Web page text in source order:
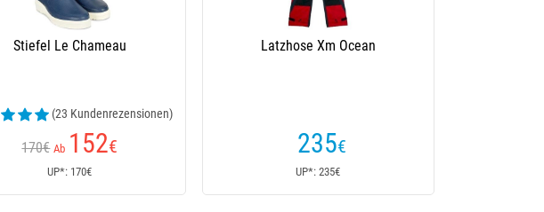
Stiefel Le Chameau
(23 Kundenrezensionen)
170€ Ab 152€
UP*: 170€
Latzhose Xm Ocean
235€
UP*: 235€